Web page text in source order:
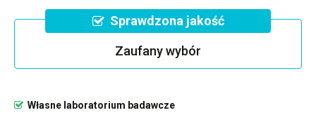
Sprawdzona jakość
Zaufany wybór
Własne laboratorium badawcze